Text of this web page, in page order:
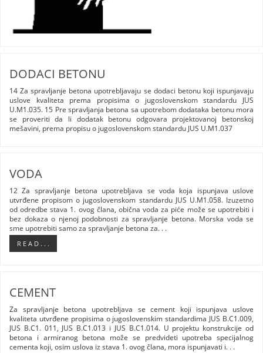
DODACI BETONU
14 Za spravljanje betona upotrebljavaju se dodaci betonu koji ispunjavaju
uslove kvaliteta prema propisima o jugoslovenskom standardu JUS
U.M1.035. 15 Pre spravljanja betona sa upotrebom dodataka betonu mora
se proveriti da li dodatak betonu odgovara projektovanoj betonskoj
mešavini, prema propisu o jugoslovenskom standardu JUS U.M1.037
VODA
12 Za spravljanje betona upotrebljava se voda koja ispunjava uslove
utvrđene propisom o jugoslovenskom standardu JUS U.M1.058. Izuzetno
od odredbe stava 1. ovog člana, obična voda za piće može se upotrebiti i
bez dokaza o njenoj podobnosti za spravljanje betona. Morska voda se
sme upotrebiti samo za spravljanje betona za. . .
R E A D . . .
CEMENT
Za spravljanje betona upotrebljava se cement koji ispunjava uslove
kvaliteta utvrđene propisima o jugoslovenskim standardima JUS B.C1.009,
JUS B.C1. 011, JUS B.C1.013 i JUS B.C1.014. U projektu konstrukcije od
betona i armiranog betona može se predvideti upotreba specijalnog
cementa koji, osim uslova iz stava 1. ovog člana, mora ispunjavati i. . .